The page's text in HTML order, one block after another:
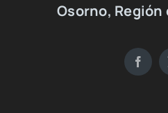
Osorno, Región